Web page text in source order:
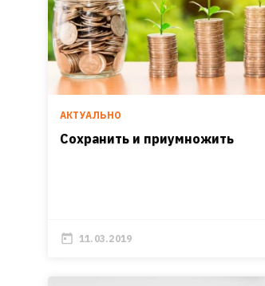
АКТУАЛЬНО
Сохранить и приумножить
11.03.2019